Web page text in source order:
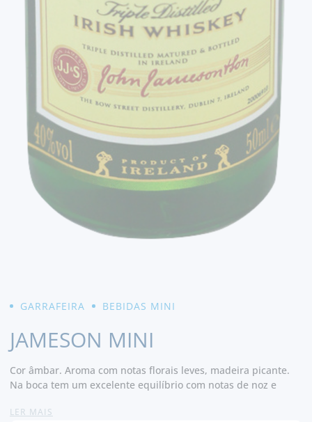
GARRAFEIRA BEBIDAS MINI
JAMESON MINI
Cor âmbar. Aroma com notas florais leves, madeira picante.
Na boca tem um excelente equilíbrio com notas de noz e
LER MAIS